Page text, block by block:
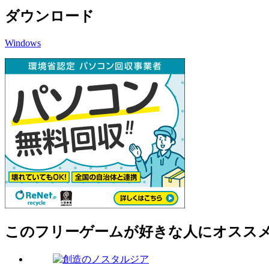
ダウンロード
Windows
このフリーゲームが好きな人にオスス